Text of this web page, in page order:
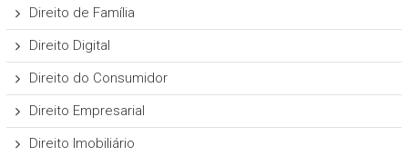
Direito de Família
Direito Digital
Direito do Consumidor
Direito Empresarial
Direito Imobiliário